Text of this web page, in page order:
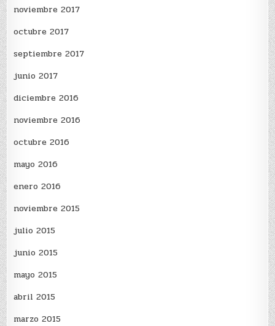
noviembre 2017
octubre 2017
septiembre 2017
junio 2017
diciembre 2016
noviembre 2016
octubre 2016
mayo 2016
enero 2016
noviembre 2015
julio 2015
junio 2015
mayo 2015
abril 2015
marzo 2015